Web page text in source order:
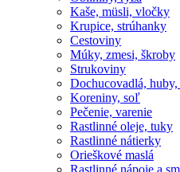
Kaše, müsli, vločky
Krupice, strúhanky
Cestoviny
Múky, zmesi, škroby
Strukoviny
Dochucovadlá, huby,
Koreniny, soľ
Pečenie, varenie
Rastlinné oleje, tuky
Rastlinné nátierky
Orieškové maslá
Rastlinné nápoje a